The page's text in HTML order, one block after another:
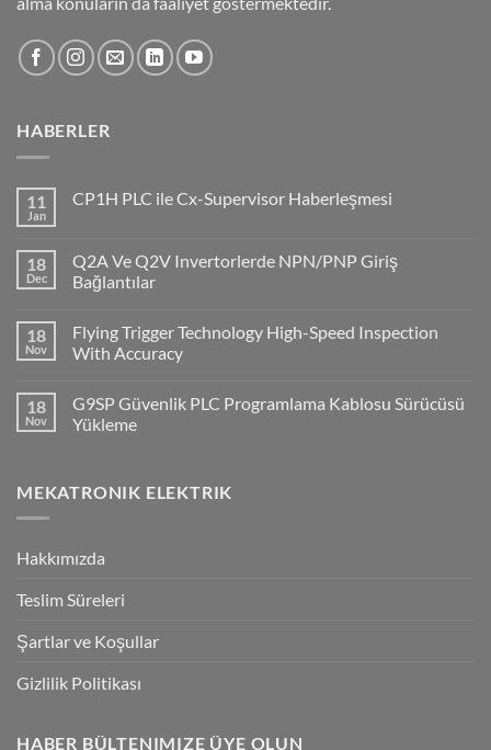
HABERLER
11
Jan
CP1H PLC ile Cx-Supervisor Haberleşmesi
CP1H
PLC
ile
Haberleşmesi
18
Dec
Q2A Ve Q2V Invertorlerde NPN/PNP Giriş
Bağlantılar
on
Q2A
Ve
NPN/PNP
Giriş
Bağlantılar
18
Nov
Flying Trigger Technology High-Speed Inspection
With Accuracy
on
Flying
Trigger
Inspection
With
18
Nov
G9SP Güvenlik PLC Programlama Kablosu Sürücüsü
Yükleme
G9SP
Güvenlik
Sürücüsü
MEKATRONIK ELEKTRIK
Hakkımızda
Teslim Süreleri
Şartlar ve Koşullar
Gizlilik Politikası
HABER BÜLTENIMIZE ÜYE OLUN